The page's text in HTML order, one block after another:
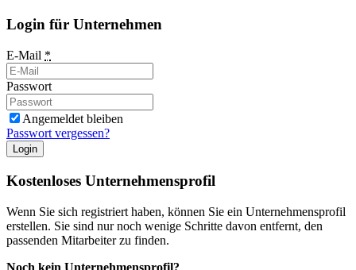
Login für Unternehmen
E-Mail *
Passwort
Angemeldet bleiben
Passwort vergessen?
Login
Kostenloses Unternehmensprofil
Wenn Sie sich registriert haben, können Sie ein Unternehmensprofil
erstellen. Sie sind nur noch wenige Schritte davon entfernt, den
passenden Mitarbeiter zu finden.
Noch kein Unternehmensprofil?